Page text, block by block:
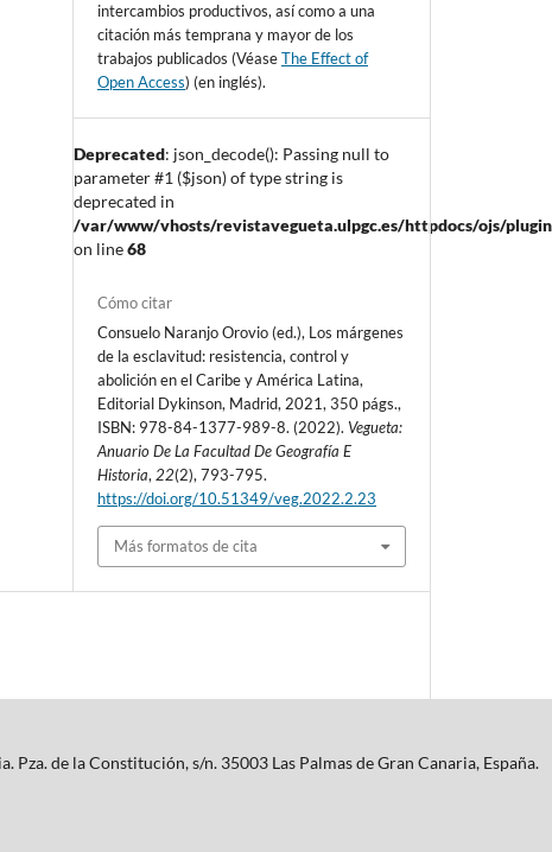
intercambios productivos, así como a una
citación más temprana y mayor de los
trabajos publicados (VéaseThe Effect of
Open Access) (en inglés).
Deprecated: json_decode(): Passing null to
parameter #1 ($json) of type string is
deprecated in
/var/www/vhosts/revistavegueta.ulpgc.es/httpdocs/ojs/
on line68
Cómo citar
Consuelo Naranjo Orovio (ed.), Los márgenes
de la esclavitud: resistencia, control y
abolición en el Caribe y América Latina,
Editorial Dykinson, Madrid, 2021, 350 págs.,
ISBN: 978-84-1377-989-8. (2022). Vegueta:
Anuario De La Facultad De Geografía E
Historia, 22(2), 793-795.
https://doi.org/10.51349/veg.2022.2.23
Más formatos de cita
de la Constitución, s/n. 35003 Las Palmas de Gran Canaria, España.